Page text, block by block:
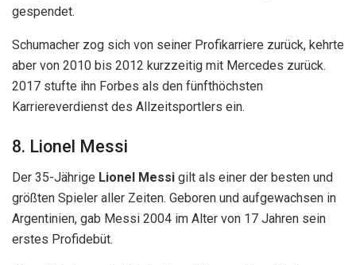
gespendet.
Schumacher zog sich von seiner Profikarriere zurück, kehrte
aber von 2010 bis 2012 kurzzeitig mit Mercedes zurück.
2017 stufte ihn Forbes als den fünfthöchsten
Karriereverdienst des Allzeitsportlers ein.
8. Lionel Messi
Der 35-Jährige Lionel Messi gilt als einer der besten und
größten Spieler aller Zeiten. Geboren und aufgewachsen in
Argentinien, gab Messi 2004 im Alter von 17 Jahren sein
erstes Profidebüt.